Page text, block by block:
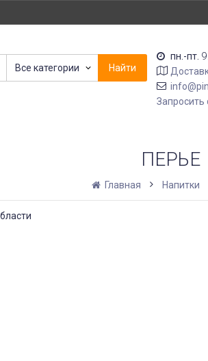
Все категории Найти
пн.-пт.
Запросить
ПЕРЬЕ
Главная Напитки